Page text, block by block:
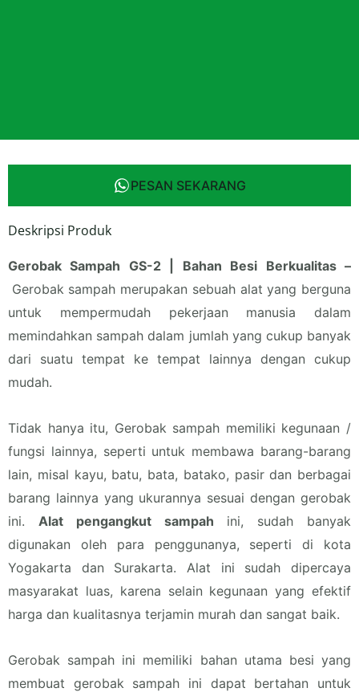
PESAN SEKARANG
Deskripsi Produk
Gerobak Sampah GS-2 | Bahan Besi Berkualitas –
Gerobak sampah merupakan sebuah alat yang berguna
untuk mempermudah pekerjaan manusia dalam
memindahkan sampah dalam jumlah yang cukup banyak
dari suatu tempat ke tempat lainnya dengan cukup
mudah.
Tidak hanya itu, Gerobak sampah memiliki kegunaan /
fungsi lainnya, seperti untuk membawa barang-barang
lain, misal kayu, batu, bata, batako, pasir dan berbagai
barang lainnya yang ukurannya sesuai dengan gerobak
ini. Alat pengangkut sampah ini, sudah banyak
digunakan oleh para penggunanya, seperti di kota
Yogakarta dan Surakarta. Alat ini sudah dipercaya
masyarakat luas, karena selain kegunaan yang efektif
harga dan kualitasnya terjamin murah dan sangat baik.
Gerobak sampah ini memiliki bahan utama besi yang
membuat gerobak sampah ini dapat bertahan untuk